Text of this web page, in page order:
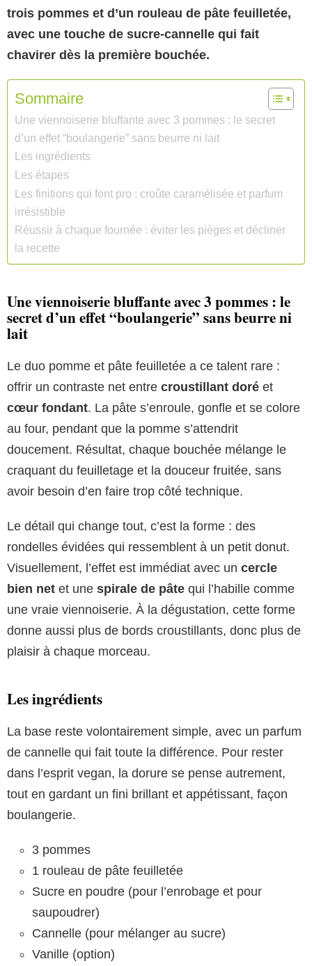
trois pommes et d’un rouleau de pâte feuilletée,
avec une touche de sucre-cannelle qui fait
chavirer dès la première bouchée.
Sommaire
Une viennoiserie bluffante avec 3 pommes : le secret
d’un effet “boulangerie” sans beurre ni lait
Les ingrédients
Les étapes
Les finitions qui font pro : croûte caramélisée et parfum
irrésistible
Réussir à chaque fournée : éviter les pièges et décliner
la recette
Une viennoiserie bluffante avec 3 pommes : le
secret d’un effet “boulangerie” sans beurre ni
lait
Le duo pomme et pâte feuilletée a ce talent rare :
offrir un contraste net entre croustillant doré et
cœur fondant. La pâte s’enroule, gonfle et se colore
au four, pendant que la pomme s’attendrit
doucement. Résultat, chaque bouchée mélange le
craquant du feuilletage et la douceur fruitée, sans
avoir besoin d’en faire trop côté technique.
Le détail qui change tout, c’est la forme : des
rondelles évidées qui ressemblent à un petit donut.
Visuellement, l’effet est immédiat avec un cercle
bien net et une spirale de pâte qui l’habille comme
une vraie viennoiserie. À la dégustation, cette forme
donne aussi plus de bords croustillants, donc plus de
plaisir à chaque morceau.
Les ingrédients
La base reste volontairement simple, avec un parfum
de cannelle qui fait toute la différence. Pour rester
dans l’esprit vegan, la dorure se pense autrement,
tout en gardant un fini brillant et appétissant, façon
boulangerie.
3 pommes
1 rouleau de pâte feuilletée
Sucre en poudre (pour l’enrobage et pour
saupoudrer)
Cannelle (pour mélanger au sucre)
Vanille (option)